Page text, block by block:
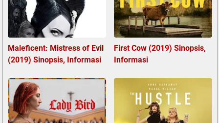
Maleficent: Mistress of Evil
(2019) Sinopsis, Informasi
First Cow (2019) Sinopsis,
Informasi